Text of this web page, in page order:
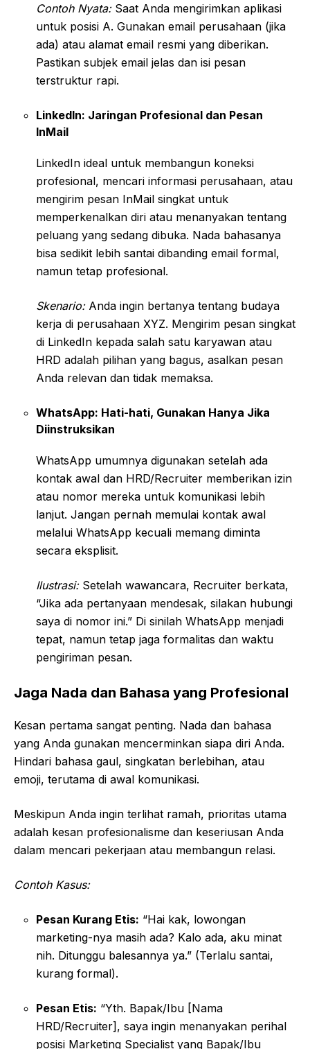
Contoh Nyata:Saat Anda mengirimkan aplikasi
untuk posisi A. Gunakan email perusahaan (jika
ada) atau alamat email resmi yang diberikan.
Pastikan subjek email jelas dan isi pesan
terstruktur rapi.
LinkedIn: Jaringan Profesional dan Pesan
InMail
LinkedIn ideal untuk membangun koneksi
profesional, mencari informasi perusahaan, atau
mengirim pesan InMail singkat untuk
memperkenalkan diri atau menanyakan tentang
peluang yang sedang dibuka. Nada bahasanya
bisa sedikit lebih santai dibanding email formal,
namun tetap profesional.
Skenario:Anda ingin bertanya tentang budaya
kerja di perusahaan XYZ. Mengirim pesan singkat
di LinkedIn kepada salah satu karyawan atau
HRD adalah pilihan yang bagus, asalkan pesan
Anda relevan dan tidak memaksa.
WhatsApp: Hati-hati, Gunakan Hanya Jika
Diinstruksikan
WhatsApp umumnya digunakan setelah ada
kontak awal dan HRD/Recruiter memberikan izin
atau nomor mereka untuk komunikasi lebih
lanjut. Jangan pernah memulai kontak awal
melalui WhatsApp kecuali memang diminta
secara eksplisit.
Ilustrasi:Setelah wawancara, Recruiter berkata,
“Jika ada pertanyaan mendesak, silakan hubungi
saya di nomor ini.” Di sinilah WhatsApp menjadi
tepat, namun tetap jaga formalitas dan waktu
pengiriman pesan.
Jaga Nada dan Bahasa yang Profesional
Kesan pertama sangat penting. Nada dan bahasa
yang Anda gunakan mencerminkan siapa diri Anda.
Hindari bahasa gaul, singkatan berlebihan, atau
emoji, terutama di awal komunikasi.
Meskipun Anda ingin terlihat ramah, prioritas utama
adalah kesan profesionalisme dan keseriusan Anda
dalam mencari pekerjaan atau membangun relasi.
Contoh Kasus:
Pesan Kurang Etis: “Hai kak, lowongan
marketing-nya masih ada? Kalo ada, aku minat
nih. Ditunggu balesannya ya.” (Terlalu santai,
kurang formal).
Pesan Etis: “Yth. Bapak/Ibu [Nama
HRD/Recruiter], saya ingin menanyakan perihal
posisi Marketing Specialist yang Bapak/Ibu